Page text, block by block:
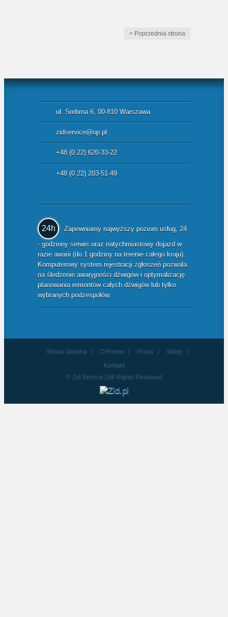
< Poprzednia strona
ul. Srebrna 6, 00-810 Warszawa
zidservice@op.pl
+48 (0 22) 620-33-22
+48 (0 22) 203-51-49
24h
Zapewniamy najwyższy poziom usług, 24
- godzinny serwis oraz natychmiastowy dojazd w
razie awarii (do 1 godziny na terenie całego kraju).
Komputerowy system rejestracji zgłoszeń pozwala
na śledzenie awaryjności dźwigów i optymalizację
planowania remontów całych dźwigów lub tylko
wybranych podzespołów.
Strona Główna O Firmie Praca
Sklep
Kontakt
© Zid Service | All Rights Reserved